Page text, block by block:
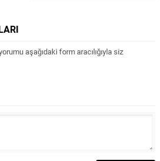
aşağıdaki form aracılığıyla siz